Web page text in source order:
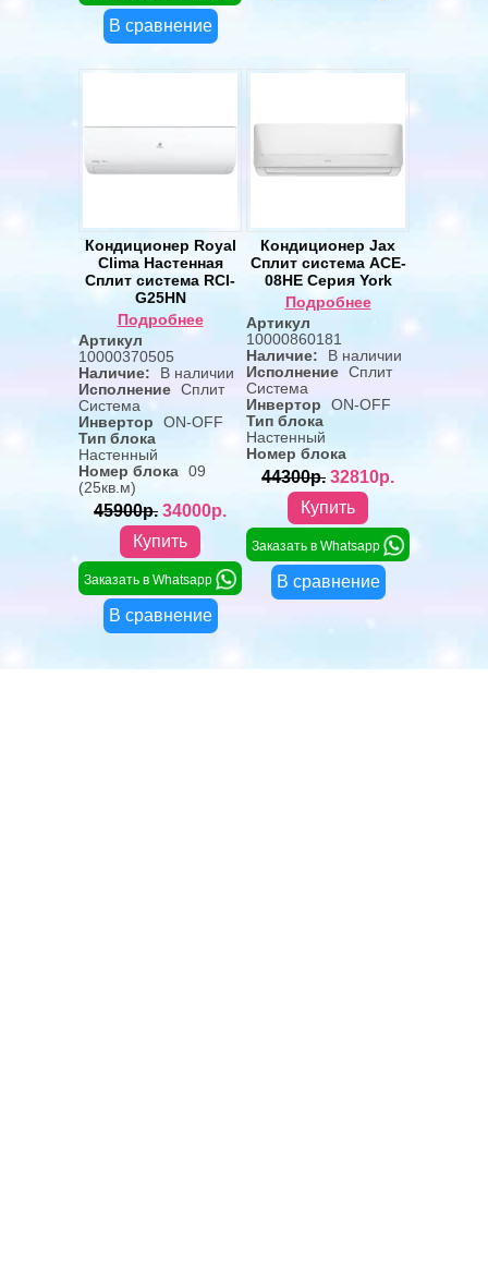
В сравнение
Кондиционер Royal
Clima Настенная
Сплит система RCI-
G25HN
Подробнее
Артикул
10000370505
Наличие:
В наличии
Исполнение Сплит
Система
Инвертор
ON-OFF
Тип блока
Настенный
Номер блока 09
(25кв.м)
45900р. 34000р.
Купить
Заказать в Whatsapp
В сравнение
Кондиционер Jax
Сплит система ACE-
08HE Серия York
Подробнее
Артикул
10000860181
Наличие:
В наличии
Исполнение Сплит
Система
Инвертор
ON-OFF
Тип блока
Настенный
Номер блока
44300р. 32810р.
Купить
Заказать в Whatsapp
В сравнение